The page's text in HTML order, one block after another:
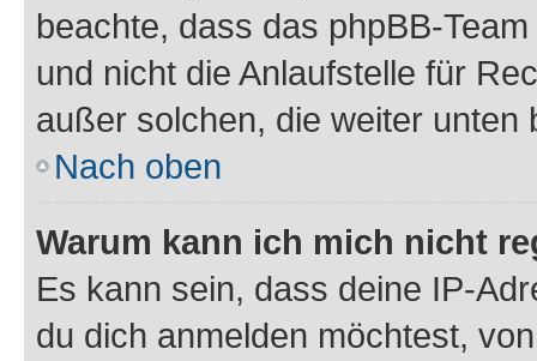
beachte, dass das phpBB-
und nicht die Anlaufstelle für
außer solchen, die weiter unten
Nach oben
Warum kann ich mich nicht
Es kann sein, dass deine IP-
du dich anmelden möchtest,